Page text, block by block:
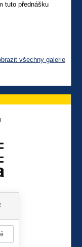
tuto přednášku
všechny galerie